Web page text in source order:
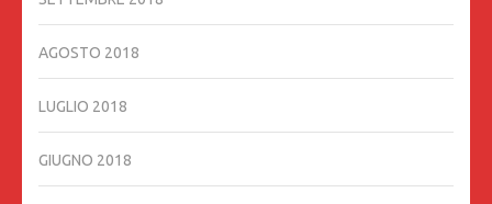
AGOSTO 2018
LUGLIO 2018
GIUGNO 2018